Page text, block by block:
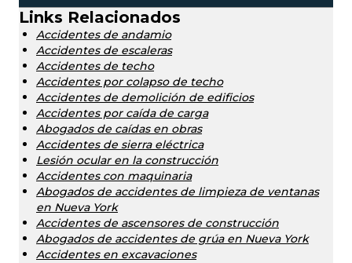
Links Relacionados
Accidentes de andamio
Accidentes de escaleras
Accidentes de techo
Accidentes por colapso de techo
Accidentes de demolición de edificios
Accidentes por caída de carga
Abogados de caídas en obras
Accidentes de sierra eléctrica
Lesión ocular en la construcción
Accidentes con maquinaria
Abogados de accidentes de limpieza de ventanas
en Nueva York
Accidentes de ascensores de construcción
Abogados de accidentes de grúa en Nueva York
Accidentes en excavaciones